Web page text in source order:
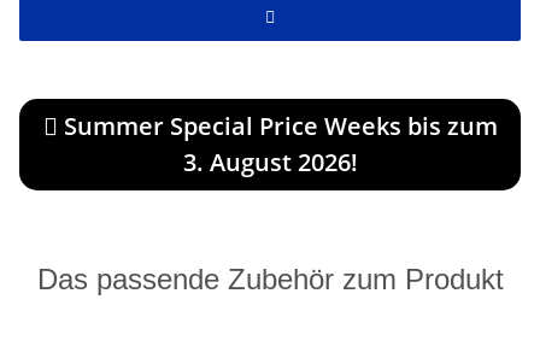
Summer Special Price Weeks bis zum
3. August 2026!
Das passende Zubehör zum Produkt